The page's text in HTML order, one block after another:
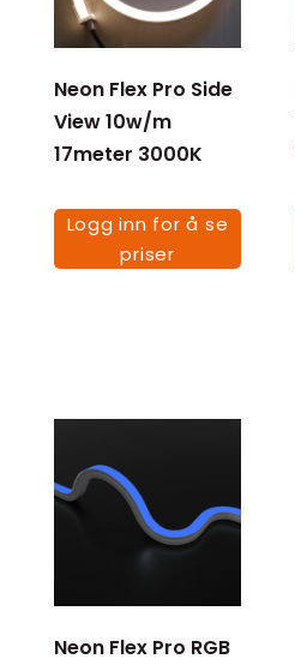
Neon Flex Pro Side
View 10w/m
17meter 3000K
Logg inn for å se
priser
Neon Flex Pro RGB